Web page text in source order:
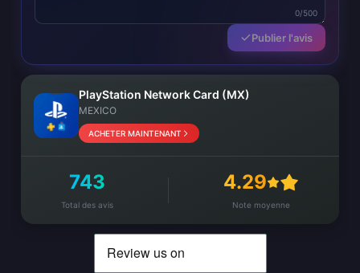
0/500
Publier l'avis
PlayStation Network Card (MX)
MEXICO
ACHETER MAINTENANT
743
Total des avis
4.29
Note moyenne